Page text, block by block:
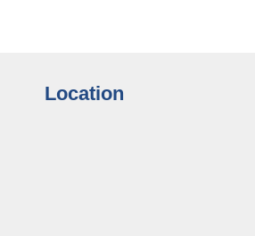
Location